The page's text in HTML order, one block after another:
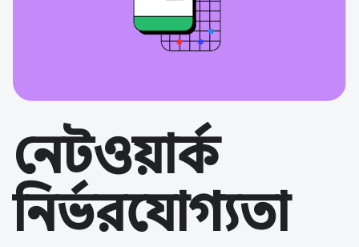
নেটওয়ার্ক
নির্ভরযোগ্যতা